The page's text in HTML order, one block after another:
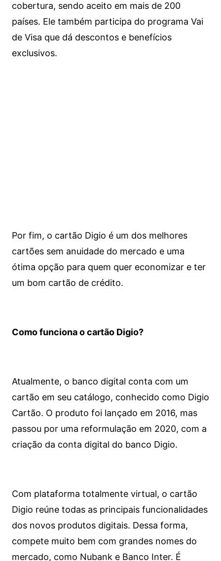
cobertura, sendo aceito em mais de 200
países. Ele também participa do programa Vai
de Visa que dá descontos e benefícios
exclusivos.
Por fim, o cartão Digio é um dos melhores
cartões sem anuidade do mercado e uma
ótima opção para quem quer economizar e ter
um bom cartão de crédito.
Como funciona o cartão Digio?
Atualmente, o banco digital conta com um
cartão em seu catálogo, conhecido como Digio
Cartão. O produto foi lançado em 2016, mas
passou por uma reformulação em 2020, com a
criação da conta digital do banco Digio.
Com plataforma totalmente virtual, o cartão
Digio reúne todas as principais funcionalidades
dos novos produtos digitais. Dessa forma,
compete muito bem com grandes nomes do
mercado, como Nubank e Banco Inter. É